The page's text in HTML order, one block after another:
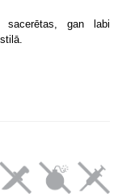
sacerētas, gan labi